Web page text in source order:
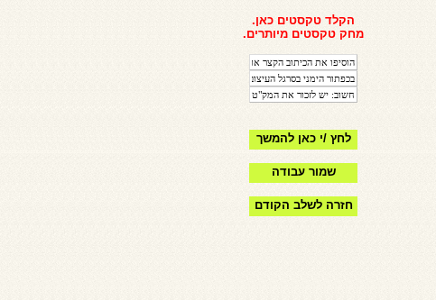
הקלד טקסטים כאן.
מחק טקסטים מיותרים.
לחץ /י כאן להמשך
שמור עבודה
חזרה לשלב הקודם